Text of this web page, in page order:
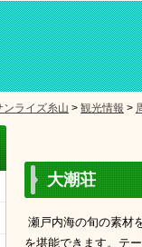
ライズ糸山 > 観光情報 >
大潮荘
瀬戸内海の旬の素材
を堪能できます。テ